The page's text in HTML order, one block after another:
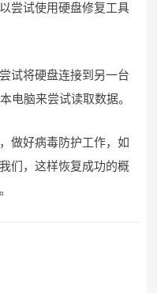
尝试使用硬盘修复工具
试将硬盘连接到另一台
电脑来尝试读取数据。
做好病毒防护工作，如
们，这样恢复成功的概